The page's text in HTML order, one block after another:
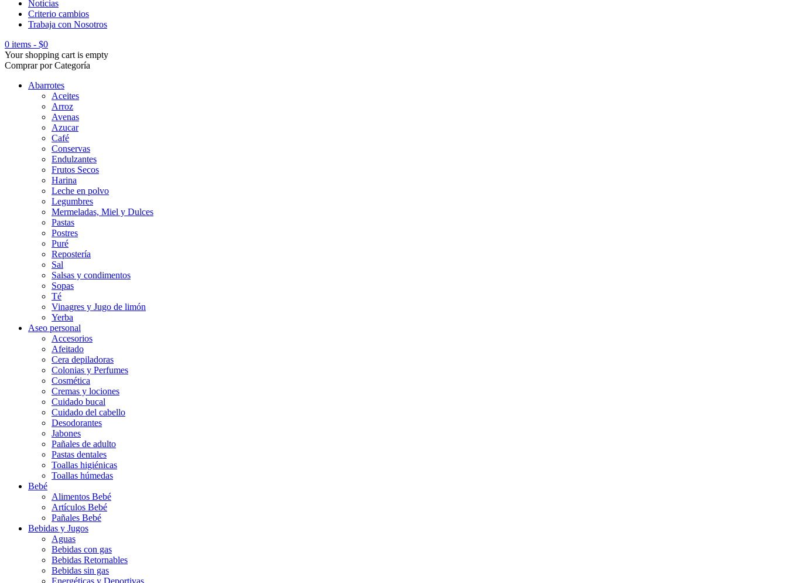
Noticias
Criterio cambios
Trabaja con Nosotros
0 items - $0
Your shopping cart is empty
Comprar por Categoría
Abarrotes
Aceites
Arroz
Avenas
Azucar
Café
Conservas
Endulzantes
Frutos Secos
Harina
Leche en polvo
Legumbres
Mermeladas, Miel y Dulces
Pastas
Postres
Puré
Repostería
Sal
Salsas y condimentos
Sopas
Té
Vinagres y Jugo de limón
Yerba
Aseo personal
Accesorios
Afeitado
Cera depiladoras
Colonias y Perfumes
Cosmética
Cremas y lociones
Cuidado bucal
Cuidado del cabello
Desodorantes
Jabones
Pañales de adulto
Pastas dentales
Toallas higiénicas
Toallas húmedas
Bebé
Alimentos Bebé
Artículos Bebé
Pañales Bebé
Bebidas y Jugos
Aguas
Bebidas con gas
Bebidas Retornables
Bebidas sin gas
Energéticas y Deportivas